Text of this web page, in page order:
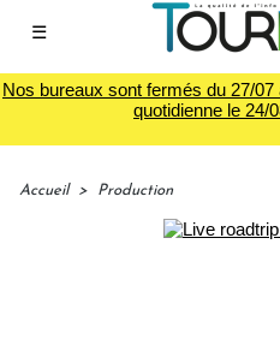
☰
Nos bureaux sont fermés du 27/
quotidienne le 24/
Accueil > Production